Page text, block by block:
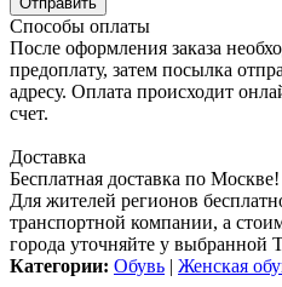
Способы оплаты
После оформления заказа
предоплату, затем посылка
адресу. Оплата происходит
счет.
Доставка
Бесплатная доставка по Москве!
Для жителей регионов
транспортной компании, а
города уточняйте у выбранной
Категории: Обувь | Женская